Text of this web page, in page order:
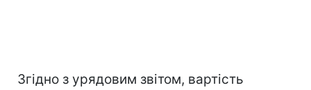
Згідно з урядовим звітом, вартість